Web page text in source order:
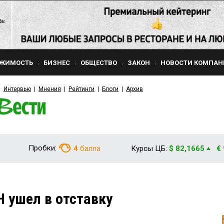
БИЗНЕС ОБЩЕСТВО ЗАКОН НОВОСТИ
Интервью Мнения Рейтинги Блоги Архив
Пробки: 4 балла Курсы ЦБ: $ 82,1665 €
в отставку